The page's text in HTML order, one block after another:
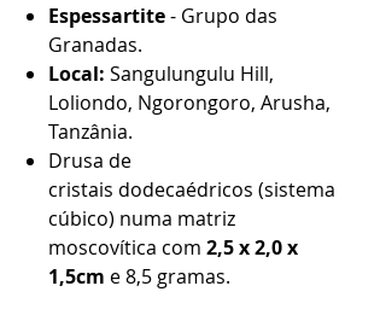
Espessartite- Grupo das
Granadas.
Local: Sangulungulu Hill,
Loliondo, Ngorongoro, Arusha,
Tanzânia.
Drusa de
cristais dodecaédricos (sistema
cúbico) numa matriz
moscovítica com 2,5 x 2,0 x
1,5cm e 8,5 gramas.